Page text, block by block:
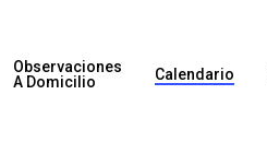
Observaciones
A Domicilio
Calendario